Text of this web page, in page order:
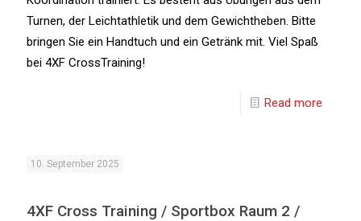
Turnen, der Leichtathletik und dem Gewichtheben. Bitte
bringen Sie ein Handtuch und ein Getränk mit. Viel Spaß
bei 4XF CrossTraining!
Read more
10. September 2025
4XF Cross Training / Sportbox Raum 2 /